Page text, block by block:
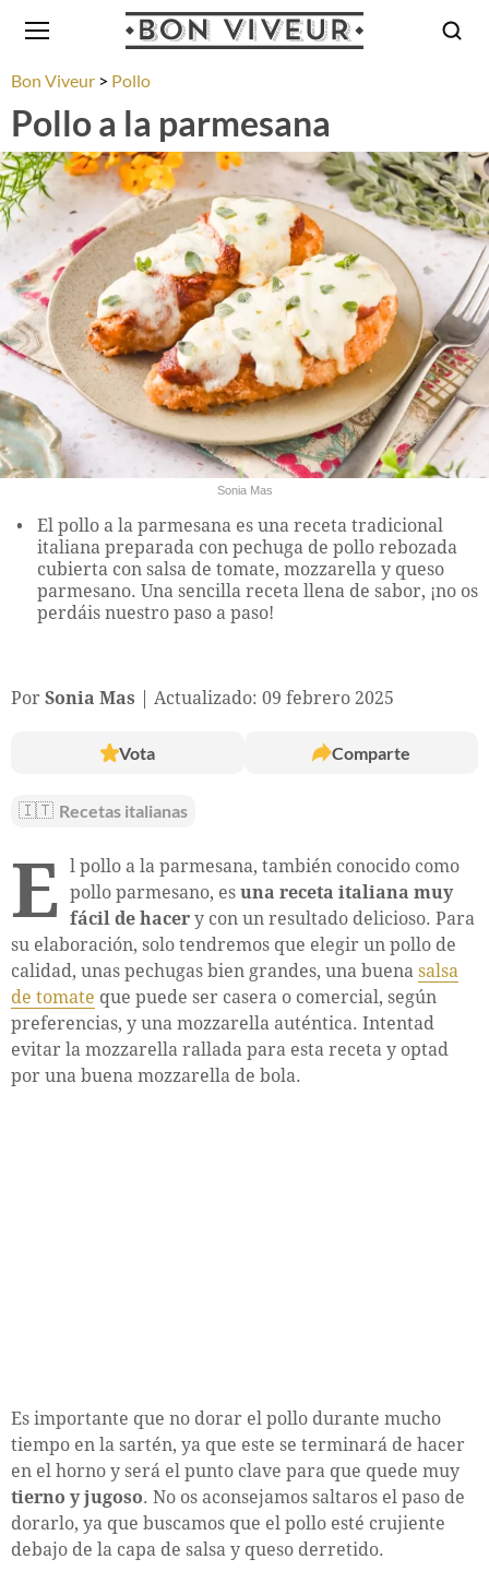
Bon Viveur Pollo
Pollo a la parmesana
Sonia Mas
El pollo a la parmesana es una receta tradicional
italiana preparada con pechuga de pollo rebozada
cubierta con salsa de tomate, mozzarella y queso
parmesano. Una sencilla receta llena de sabor, ¡no os
perdáis nuestro paso a paso!
Por Sonia Mas Actualizado: 09 febrero 2025
Vota Comparte
🇮🇹 Recetas italianas
E l pollo a la parmesana, también conocido como
pollo parmesano, es una receta italiana muy
fácil de hacer y con un resultado delicioso. Para
su elaboración, solo tendremos que elegir un pollo de
calidad, unas pechugas bien grandes, una buena salsa
de tomate que puede ser casera o comercial, según
preferencias, y una mozzarella auténtica. Intentad
evitar la mozzarella rallada para esta receta y optad
por una buena mozzarella de bola.
Es importante que no dorar el pollo durante mucho
tiempo en la sartén, ya que este se terminará de hacer
en el horno y será el punto clave para que quede muy
tierno y jugoso. No os aconsejamos saltaros el paso de
dorarlo, ya que buscamos que el pollo esté crujiente
debajo de la capa de salsa y queso derretido.